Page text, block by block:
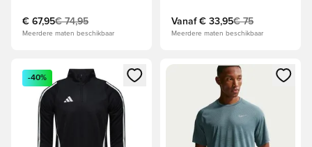
€ 67,95€ 74,95
Meerdere maten beschikbaar
Vanaf € 33,95€ 75
Meerdere maten beschikbaar
Opent een venster om in te loggen of je aan te melden als
-40%
Opent een venster om in te